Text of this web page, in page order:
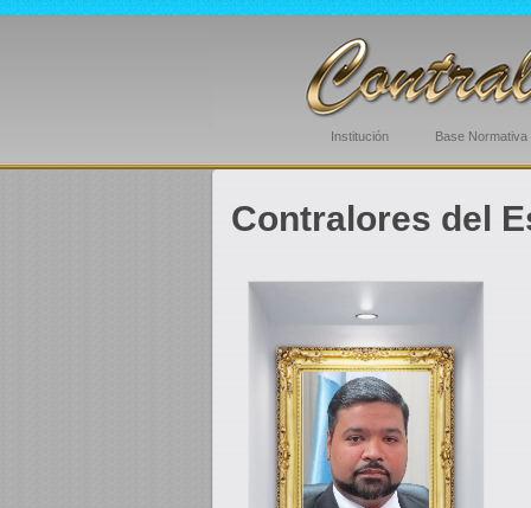
Institución Base Normativa
Contralores del